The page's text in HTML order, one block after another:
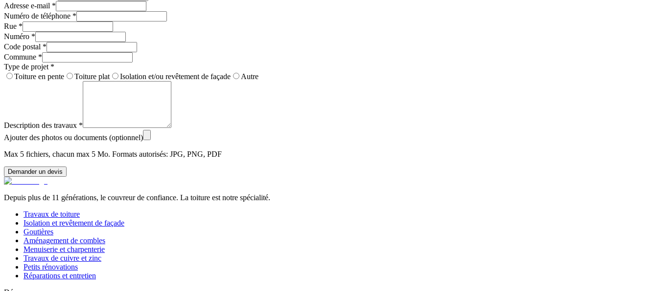
Adresse e-mail *
Numéro de téléphone *
Rue *
Numéro *
Code postal *
Commune *
Type de projet *
Toiture en pente
Toiture plat Isolation et/ou revêtement de façade Autre
Description des travaux *
Ajouter des photos ou documents (optionnel)
Max 5 fichiers, chacun max 5 Mo. Formats autorisés: JPG, PNG, PDF
Demander un devis
Depuis plus de 11 générations, le couvreur de confiance. La toiture est notre spécialité.
Travaux de toiture
Isolation et revêtement de façade
Goutières
Aménagement de combles
Menuiserie et charpenterie
Travaux de cuivre et zinc
Petits rénovations
Réparations et entretien